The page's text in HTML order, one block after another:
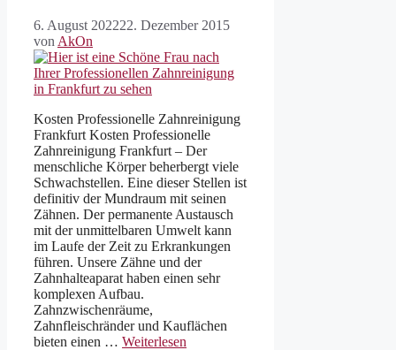
6. August 202222. Dezember 2015
von AkOn
Kosten Professionelle Zahnreinigung
Frankfurt Kosten Professionelle
Zahnreinigung Frankfurt – Der
menschliche Körper beherbergt viele
Schwachstellen. Eine dieser Stellen ist
definitiv der Mundraum mit seinen
Zähnen. Der permanente Austausch
mit der unmittelbaren Umwelt kann
im Laufe der Zeit zu Erkrankungen
führen. Unsere Zähne und der
Zahnhalteaparat haben einen sehr
komplexen Aufbau.
Zahnzwischenräume,
Zahnfleischränder und Kauflächen
bieten einen … Weiterlesen